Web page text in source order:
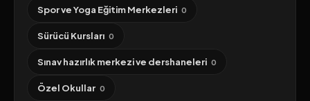
Spor ve Yoga Eğitim Merkezleri 0
Sürücü Kursları 0
Sınav hazırlık merkezi ve dershaneleri 0
Özel Okullar 0